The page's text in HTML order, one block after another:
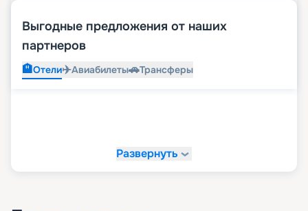
Выгодные предложения от наших
партнеров
🏨Отели✈️Авиабилеты🚗Трансферы
Развернуть